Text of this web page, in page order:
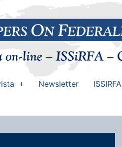
Newsletter ISSIRFA